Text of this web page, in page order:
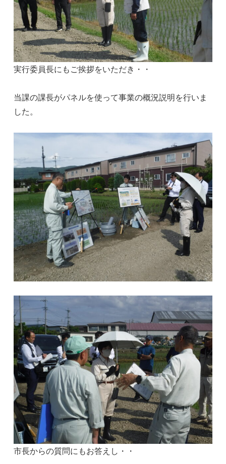
実行委員長にもご挨拶をいただき・・
当課の課長がパネルを使って事業の概況説明を行いま
した。
市長からの質問にもお答えし・・